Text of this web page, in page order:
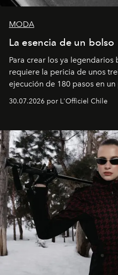
MODA
La esencia de un bolso
Para crear los ya legendarios
requiere la pericia de unos
ejecución de 180 pasos en
semanas. Los expertos
que se enseña solamente en
30.07.2026 por L'Officiel Chile